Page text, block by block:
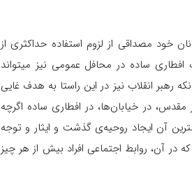
مصداقی از لزوم استفاده حداکثری از
ساده در محافل عمومی نیز میتواند
رهبر انقلاب نیز در این راستا به هدف غایی
در خیابان‌ها، در افطاری ساده اگرچه
آن ایجاد روحیه‌ی گذشت و ایثار و توجه
آن، روابط اجتماعی افراد بیش از هر چیز